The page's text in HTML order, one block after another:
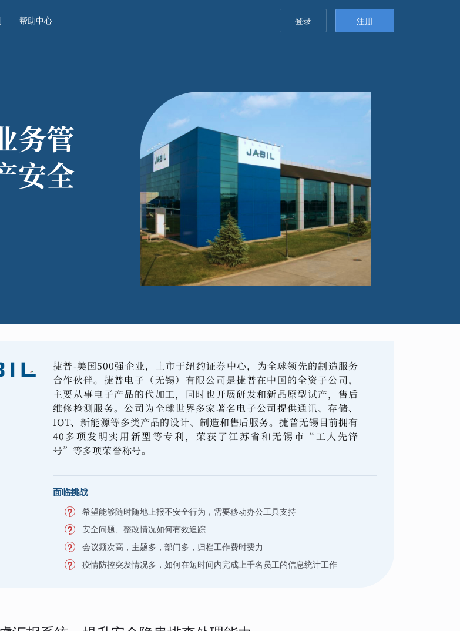
帮助中心 登录 注册
务管
安全
捷普-美国500强企业，上市于纽约证券中心，为全球领先的制造服务
合作伙伴。捷普电子（无锡）有限公司是捷普在中国的全资子公司，
主要从事电子产品的代加工，同时也开展研发和新品原型试产，售后
维修检测服务。公司为全球世界多家著名电子公司提供通讯、存储、
IOT、新能源等多类产品的设计、制造和售后服务。捷普无锡目前拥有
40多项发明实用新型等专利，荣获了江苏省和无锡市“工人先锋
号”等多项荣誉称号。
面临挑战
希望能够随时随地上报不安全行为，需要移动办公工具支持
安全问题、整改情况如何有效追踪
会议频次高，主题多，部门多，归档工作费时费力
疫情防控突发情况多，如何在短时间内完成上千名员工的信息统计工作